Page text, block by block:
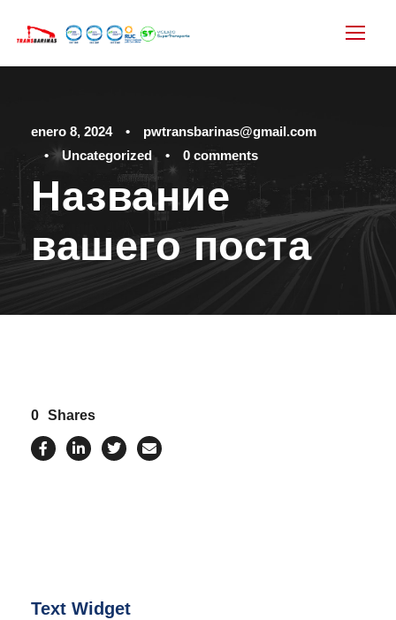
enero 8, 2024 •
pwtransbarinas@gmail.com
•
Uncategorized • 0 comments
Название
вашего поста
0 Shares
Text Widget